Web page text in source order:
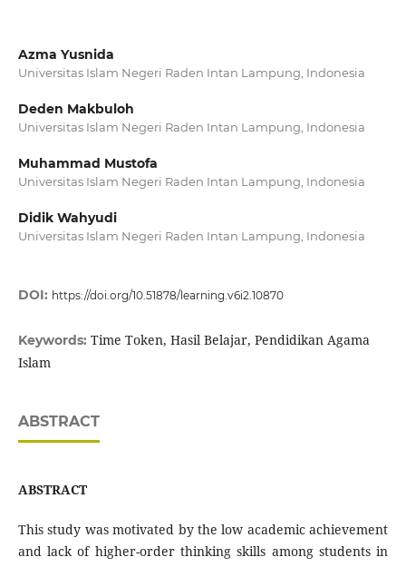
Azma Yusnida
Universitas Islam Negeri Raden Intan Lampung, Indonesia
Deden Makbuloh
Universitas Islam Negeri Raden Intan Lampung, Indonesia
Muhammad Mustofa
Universitas Islam Negeri Raden Intan Lampung, Indonesia
Didik Wahyudi
Universitas Islam Negeri Raden Intan Lampung, Indonesia
DOI: https://doi.org/10.51878/learning.v6i2.10870
Keywords: Time Token, Hasil Belajar, Pendidikan Agama
Islam
ABSTRACT
ABSTRACT
This study was motivated by the low academic achievement
and lack of higher-order thinking skills among students in